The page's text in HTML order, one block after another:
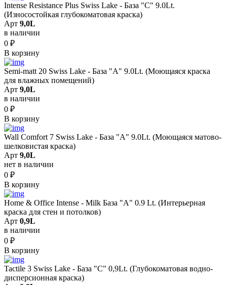
Intense Resistance Plus Swiss Lake - База "C" 9.0Lt.
(Износостойкая глубокоматовая краска)
Арт 9,0L
в наличии
0 ₽
В корзину
Semi-matt 20 Swiss Lake - База "A" 9.0Lt. (Моющаяся краска
для влажных помещений)
Арт 9,0L
в наличии
0 ₽
В корзину
Wall Comfort 7 Swiss Lake - База "A" 9.0Lt. (Моющаяся матово-
шелковистая краска)
Арт 9,0L
нет в наличии
0 ₽
В корзину
Home & Office Intense - Milk База "A" 0.9 Lt. (Интерьерная
краска для стен и потолков)
Арт 0,9L
в наличии
0 ₽
В корзину
Tactile 3 Swiss Lake - База "C" 0,9Lt. (Глубокоматовая водно-
дисперсионная краска)